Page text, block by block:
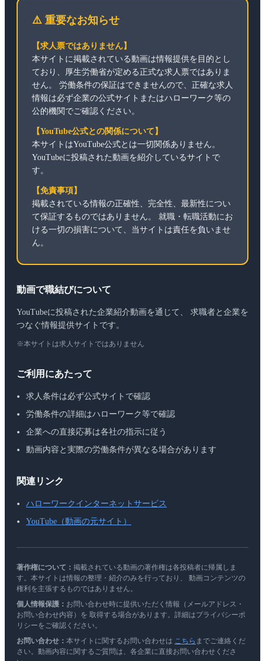
⚠️ 重要なお知らせ
【求人票ではありません】
本サイトに掲載されている動画は情報提供を目的とし
ており、厚生労働省が定める正式な求人票ではありま
せん。 労働条件の保証はできませんので、正確な求人
情報は必ず企業の公式サイトまたはハローワーク等の
公的機関でご確認ください。
【YouTube公式との関係について】
本サイトはYouTube公式とは一切関係ありません。
YouTubeに投稿された動画を紹介しているサイトで
す。
【免責事項】
掲載されている情報の正確性、完全性、最新性につい
て保証するものではありません。 就職・転職活動にお
ける一切の損害について、当サイトは責任を負いませ
ん。
動画で職結びについて
YouTubeに投稿された企業紹介動画を通じて、 求職者と企業を
つなぐ情報提供サイトです。
※本サイトは求人サイトではありません
ご利用にあたって
求人条件は必ず公式サイトで確認
労働条件の詳細はハローワーク等で確認
企業への直接応募は各社の指示に従う
動画内容と実際の労働条件が異なる場合があります
関連リンク
ハローワークインターネットサービス
YouTube（動画の元サイト）
著作権について： 掲載されている動画の著作権は各投稿者に帰属しま
す。本サイトは情報の整理・紹介のみを行っており、 動画コンテンツの
権利を主張するものではありません。
個人情報保護： お問い合わせ時に提供いただく情報（メールアドレス・
お問い合わせ内容）を 取得する場合があります。詳細はプライバシーポ
リシーをご確認ください。
お問い合わせ： 本サイトに関するお問い合わせは こちら までご連絡くだ
さい。動画内容に関するご質問は、各企業に直接お問い合わせくださ